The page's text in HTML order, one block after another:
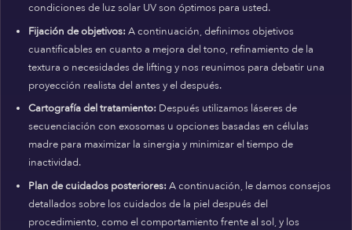
condiciones de luz solar UV son óptimos para usted.
Fijación de objetivos:A continuación, definimos objetivos
cuantificables en cuanto a mejora del tono, refinamiento de la
textura o necesidades de lifting y nos reunimos para debatir una
proyección realista del antes y el después.
Cartografía del tratamiento: Después utilizamos láseres de
secuenciación con exosomas u opciones basadas en células
madre para maximizar la sinergia y minimizar el tiempo de
inactividad.
Plan de cuidados posteriores:A continuación, le damos consejos
detallados sobre los cuidados de la piel después del
procedimiento, como el comportamiento frente al sol, y los